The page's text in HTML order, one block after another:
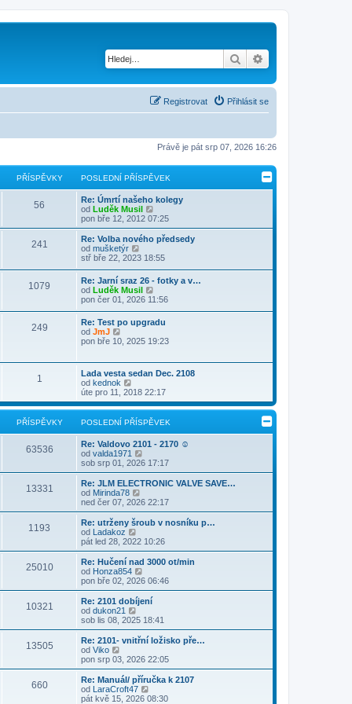
Hledat
Přihlásit se
Registrovat
Právě je pát srp 07, 2026 16:26
PŘÍSPĚVKY POSLEDNÍ PŘÍSPĚVEK
56
Re: Úmrtí našeho kolegy
od Luděk Musil
o
b
r
a
z
t
p
s
l
e
n
ř
í
s
p
ě
e
k
pon bře 12, 2012 07:25
241
Re: Volba nového předsedy
od mušketýr
o
r
a
z
i
t
p
s
e
d
n
í
p
ř
s
p
ě
v
e
k
stř bře 22, 2023 18:55
1079
Re: Jarní sraz 26 - fotky a v…
od Luděk Musil
o
a
z
i
p
o
l
e
d
n
í
s
ě
e
k
pon čer 01, 2026 11:56
249
Re: Test po upgradu
od JmJ
o
z
t
p
o
s
l
e
d
í
p
ř
í
s
p
ě
v
e
k
pon bře 10, 2025 19:23
1
Lada vesta sedan Dec. 2108
od kednok
o
b
r
a
t
p
o
s
l
e
d
n
í
p
ř
í
s
p
ě
v
e
k
úte pro 11, 2018 22:17
PŘÍSPĚVKY POSLEDNÍ PŘÍSPĚVEK
63536
Re: Valdovo 2101 - 2170 ☺
od valda1971
o
b
r
z
p
o
s
e
n
í
p
í
s
p
v
e
k
sob srp 01, 2026 17:17
13331
Re: JLM ELECTRONIC VALVE SAVE…
od Mirinda78
o
b
r
z
t
p
o
s
e
n
í
p
í
s
p
ě
v
ned čer 07, 2026 22:17
1193
Re: utrženy šroub v nosníku p…
od Ladakoz
o
b
r
a
z
t
p
o
s
l
e
n
í
p
ř
í
pát led 28, 2022 10:26
25010
Re: Hučení nad 3000 ot/min
od Honza854
o
b
r
z
p
o
s
l
e
d
pon bře 02, 2026 06:46
10321
Re: 2101 dobíjení
od dukon21
o
b
r
z
t
p
o
sob lis 08, 2025 18:41
13505
Re: 2101- vnitřní ložisko pře…
od Viko
o
b
r
a
z
pon srp 03, 2026 22:05
660
Re: Manuál/ příručka k 2107
od LaraCroft47
o
pát kvě 15, 2026 08:30